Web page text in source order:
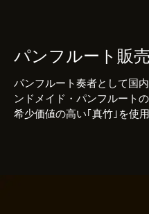
パンフルート販売
パンフルート奏者として国
ンドメイド・パンフルート
希少価値の高い｢真竹｣を使用